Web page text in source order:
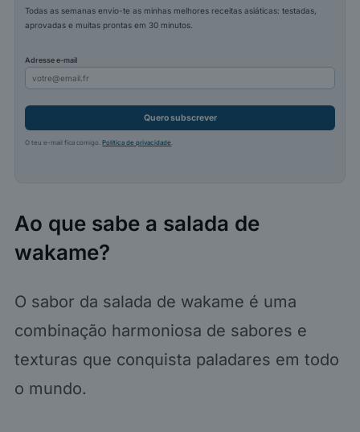
Todas as semanas envio-te as minhas melhores receitas asiáticas: testadas,
aprovadas e muitas prontas em 30 minutos.
Adresse e-mail
Quero subscrever
O teu e-mail fica comigo.Política de privacidade
Ao que sabe a salada de
wakame?
O sabor da salada de wakame é uma
combinação harmoniosa de sabores e
texturas que conquista paladares em todo
o mundo.